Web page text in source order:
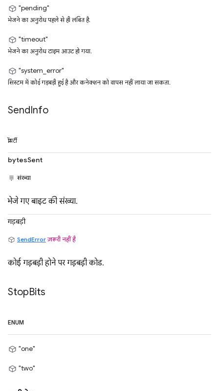
"pending"
भेजने का अनुरोध पहले से ही लंबित है.
"timeout"
भेजने का अनुरोध टाइम आउट हो गया.
"system_error"
सिस्टम में कोई गड़बड़ी हुई है और कनेक्शन को वापस नहीं लाया जा सकता.
SendInfo
प्रॉपर्टी
bytesSent
संख्या
भेजे गए बाइट की संख्या.
गड़बड़ी
SendError ज़रूरी नहीं है
कोई गड़बड़ी होने पर गड़बड़ी कोड.
StopBits
ENUM
"one"
"two"